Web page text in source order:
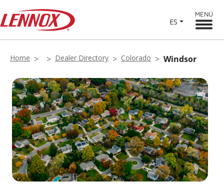
ES
MENÚ
Home Dealer Directory Colorado Windsor